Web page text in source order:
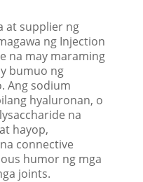
at supplier ng
ng Injection
na may maraming
bumuo ng
Ang sodium
hyaluronan, o
na
hayop,
connective
humor ng mga
joints.